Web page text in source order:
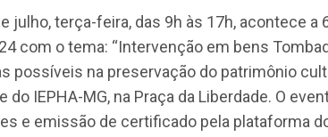
julho, terça-feira, das 9h às 17h, acontece a
com o tema: “Intervenção em bens
possíveis na preservação do patrimônio
do IEPHA-MG, na Praça da Liberdade. O
e emissão de certificado pela plataforma